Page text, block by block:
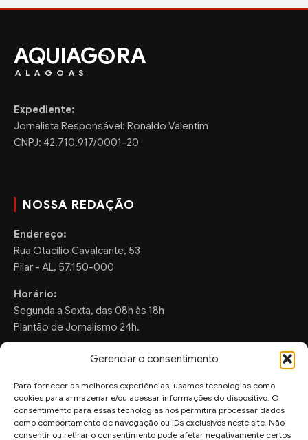
Gerenciar o consentimento
Para fornecer as melhores experiências, usamos tecnologias como
cookies para armazenar e/ou acessar informações do dispositivo. O
consentimento para essas tecnologias nos permitirá processar dados
como comportamento de navegação ou IDs exclusivos neste site. Não
consentir ou retirar o consentimento pode afetar negativamente certos
AQUIAG RA
ALAGOAS
Expediente:
Jornalista Responsável: Ronaldo Valentim
CNPJ: 42.710.917/0001-20
NOSSA REDAÇÃO
Endereço:
Rua Otacilio Cavalcante, 53
Pilar - AL, 57.150-000
Horário:
Segunda a Sexta, das 08h às 18h
Plantão de Jornalismo 24h.
FALE CONOSCO
Sugestões de Pauta:
ronaldo.valentim150@gmail.com